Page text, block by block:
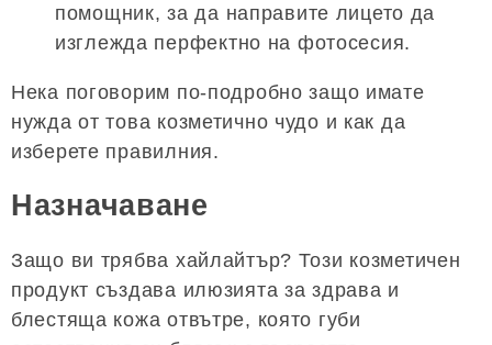
помощник, за да направите лицето да
изглежда перфектно на фотосесия.
Нека поговорим по-подробно защо имате
нужда от това козметично чудо и как да
изберете правилния.
Назначаване
Защо ви трябва хайлайтър? Този козметичен
продукт създава илюзията за здрава и
блестяща кожа отвътре, която губи